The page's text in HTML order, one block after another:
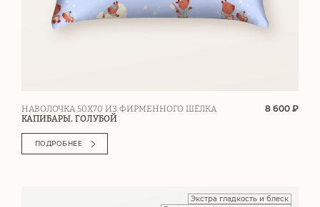
НАВОЛОЧКА 50Х70 ИЗ ФИРМЕННОГО ШЁЛКА
КАПИБАРЫ. ГОЛУБОЙ
8 600 ₽
ПОДРОБНЕЕ
Экстра гладкость и блеск